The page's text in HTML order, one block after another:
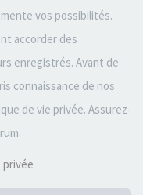
vos possibilités.
accorder des
enregistrés. Avant de
connaissance de nos
de vie privée. Assurez-
privée